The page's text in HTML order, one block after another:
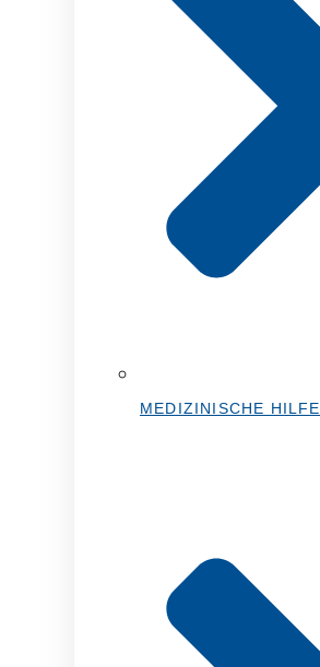
MEDIZINISCHE HILFE